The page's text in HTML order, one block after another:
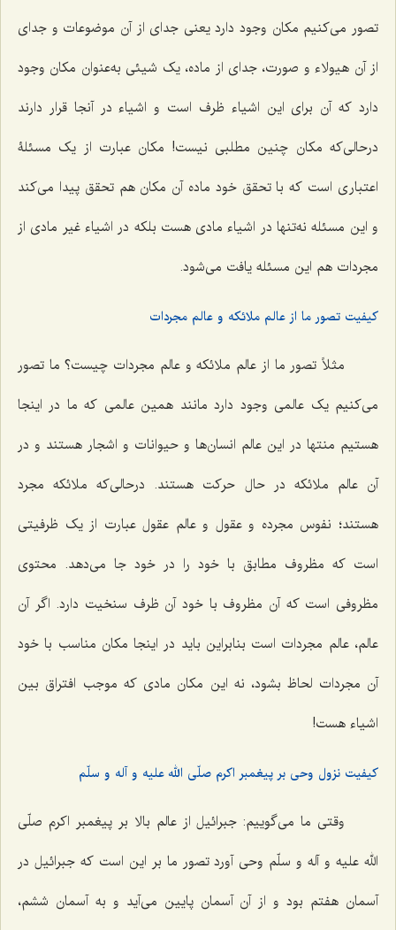
تصور می‌کنیم مکان وجود دارد یعنی جدای از آن موضوعات و جدای
از آن هیولاء و صورت، جدای از ماده، یک شیئی به‌عنوان مکان وجود
دارد که آن برای این اشیاء ظرف است و اشیاء در آنجا قرار دارند
درحالی‌که مکان چنین مطلبی نیست! مکان عبارت از یک مسئلۀ
اعتباری است که با تحقق خود ماده آن مکان هم تحقق پیدا می‌کند
و این مسئله نه‌تنها در اشیاء مادی هست بلکه در اشیاء غیر مادی از
مجردات هم این مسئله یافت می‌شود.
کیفیت تصور ما از عالم ملائکه و عالم مجردات
مثلاً تصور ما از عالم ملائکه و عالم مجردات چیست؟ ما تصور
می‌کنیم یک عالمی وجود دارد مانند همین عالمی که ما در اینجا
هستیم منتها در این عالم انسان‌ها و حیوانات و اشجار هستند و در
آن عالم ملائکه در حال حرکت هستند. درحالی‌که ملائکه مجرد
هستند؛ نفوس مجرده و عقول و عالم عقول عبارت از یک ظرفیتی
است که مظروف مطابق با خود را در خود جا می‌دهد. محتوی
مظروفی است که آن مظروف با خود آن ظرف سنخیت دارد. اگر آن
عالم، عالم مجردات است بنابراین باید در اینجا مکان مناسب با خود
آن مجردات لحاظ بشود، نه این مکان مادی که موجب افتراق بین
اشیاء هست!
کیفیت نزول وحی بر پیغمبر اکرم صلّی الله علیه و آله و سلّم
وقتی ما می‌گوییم: جبرائیل از عالم بالا بر پیغمبر اکرم صلّی
الله علیه و آله و سلّم وحی آورد تصور ما بر این است که جبرائیل در
آسمان هفتم بود و از آن آسمان پایین می‌آید و به آسمان ششم،